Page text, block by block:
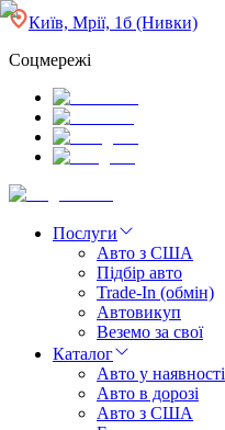
Київ, Мрії, 1б (Нивки)
Соцмережі
Послуги
Авто з США
Підбір авто
Trade-In (обмін)
Автовикуп
Веземо за свої
Каталог
Авто у наявності
Авто в дорозі
Авто з США